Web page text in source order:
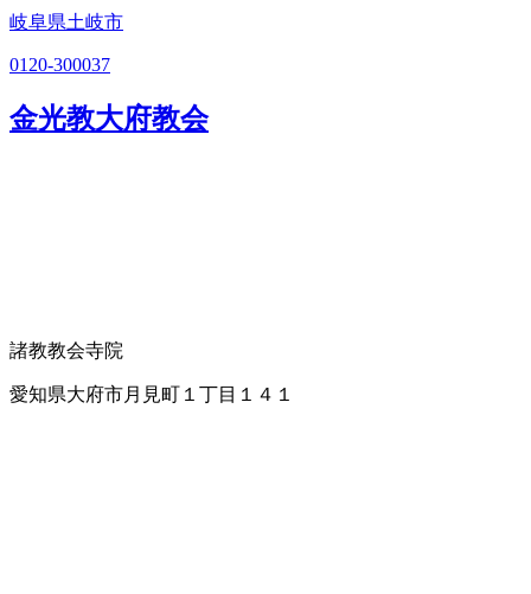
岐阜県土岐市
0120-300037
金光教大府教会
諸教教会寺院
愛知県大府市月見町１丁目１４１